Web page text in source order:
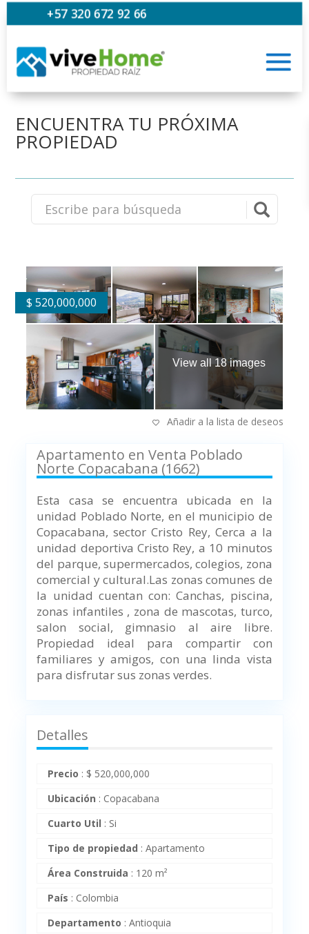
+57 320 672 92 66
ENCUENTRA TU PRÓXIMA
PROPIEDAD
$ 520,000,000
View all 18 images
Añadir a la lista de deseos
Apartamento en Venta Poblado
Norte Copacabana (1662)
Esta casa se encuentra ubicada en la
unidad Poblado Norte, en el municipio de
Copacabana, sector Cristo Rey, Cerca a la
unidad deportiva Cristo Rey, a 10 minutos
del parque, supermercados, colegios, zona
comercial y cultural.Las zonas comunes de
la unidad cuentan con: Canchas, piscina,
zonas infantiles , zona de mascotas, turco,
salon social, gimnasio al aire libre.
Propiedad ideal para compartir con
familiares y amigos, con una linda vista
para disfrutar sus zonas verdes.
Detalles
Precio : $ 520,000,000
Ubicación : Copacabana
Cuarto Util : Si
Tipo de propiedad :Apartamento
Área Construida : 120 m²
País : Colombia
Departamento :Antioquia